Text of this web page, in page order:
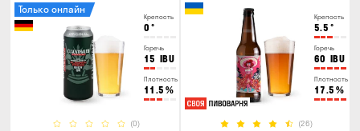
Крепость
0 °
Горечь
15 IBU
Плотность
11.5 %
(0)
Только онлайн
Крепость
5.5 °
Горечь
60 IBU
Плотность
17.5 %
(26)